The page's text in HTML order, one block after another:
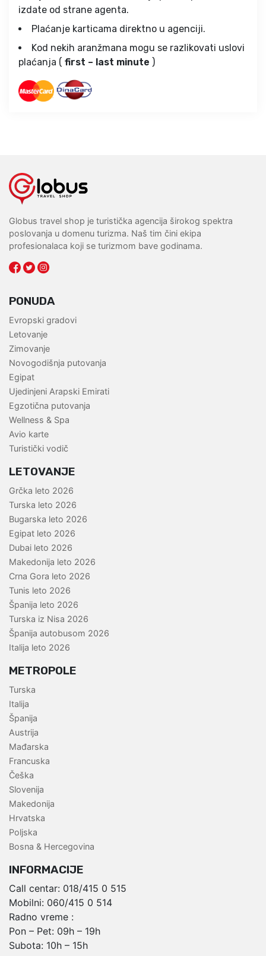
izdate od strane agenta.
Plaćanje karticama direktno u agenciji.
Kod nekih aranžmana mogu se razlikovati uslovi
plaćanja ( first – last minute )
Globus travel shop je turistička agencija širokog spektra
poslovanja u domenu turizma. Naš tim čini ekipa
profesionalaca koji se turizmom bave godinama.
PONUDA
Evropski gradovi
Letovanje
Zimovanje
Novogodišnja putovanja
Egipat
Ujedinjeni Arapski Emirati
Egzotična putovanja
Wellness & Spa
Avio karte
Turistički vodič
LETOVANJE
Grčka leto 2026
Turska leto 2026
Bugarska leto 2026
Egipat leto 2026
Dubai leto 2026
Makedonija leto 2026
Crna Gora leto 2026
Tunis leto 2026
Španija leto 2026
Turska iz Nisa 2026
Španija autobusom 2026
Italija leto 2026
METROPOLE
Turska
Italija
Španija
Austrija
Mađarska
Francuska
Češka
Slovenija
Makedonija
Hrvatska
Poljska
Bosna & Hercegovina
INFORMACIJE
Call centar: 018/415 0 515
Mobilni: 060/415 0 514
Radno vreme :
Pon – Pet: 09h – 19h
Subota: 10h – 15h